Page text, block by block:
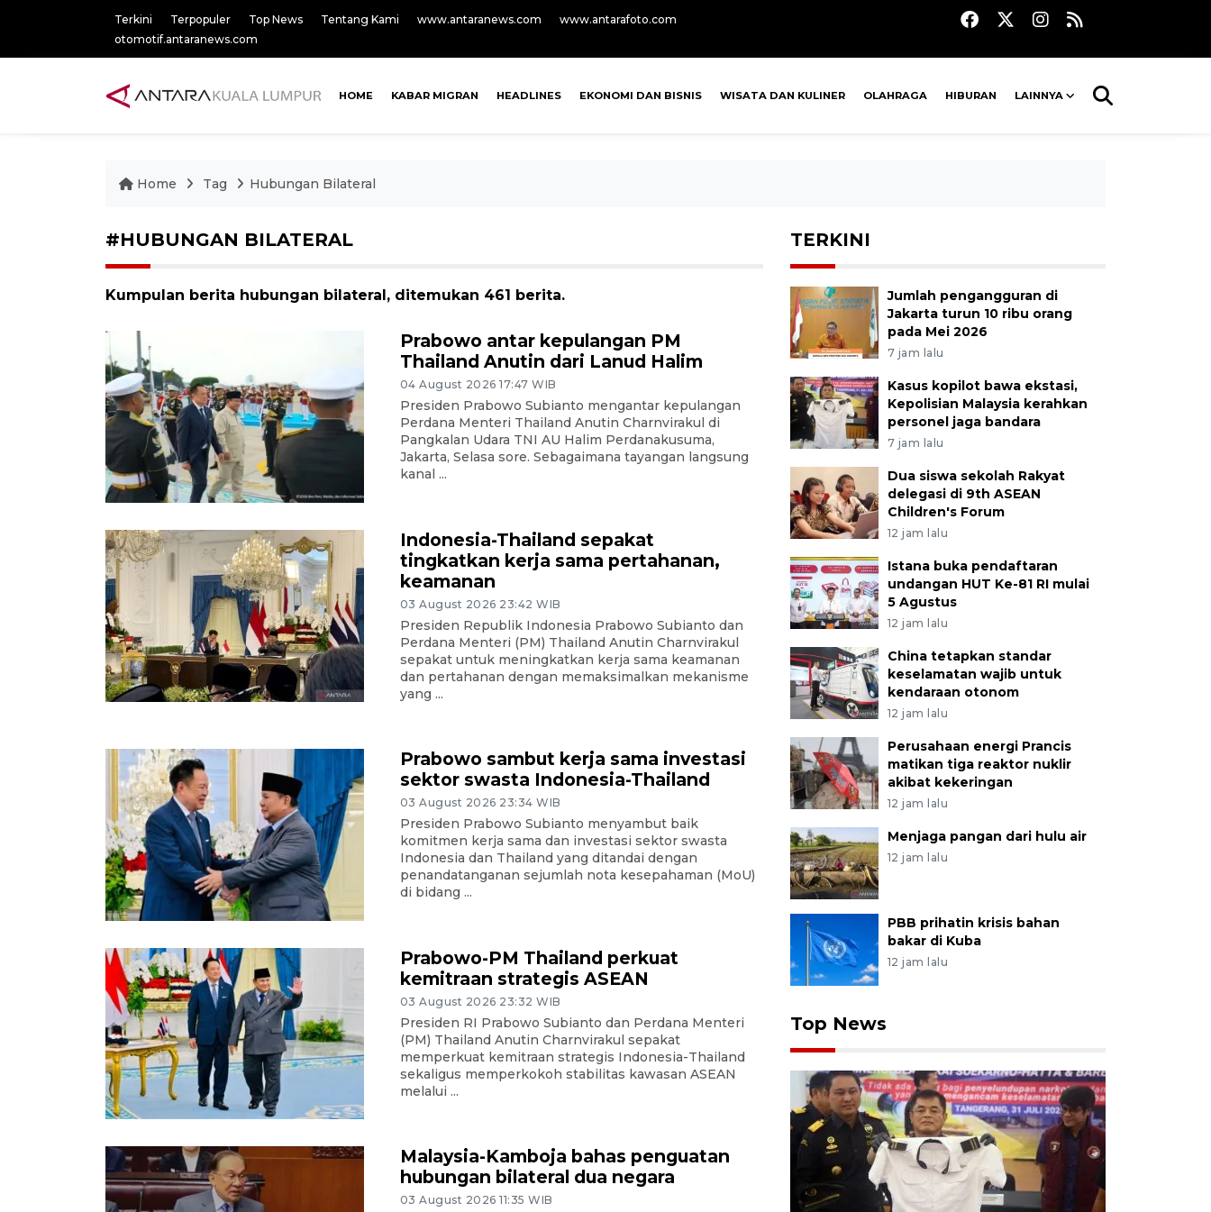
Terkini Terpopuler Top News Tentang Kami www.antaranews.com
www.antarafoto.com
otomotif.antaranews.com
HOME KABAR MIGRAN HEADLINES EKONOMI DAN BISNIS WISATA DAN KULINER OLAHRAGA HIBURAN LAINNYA
Home Tag Hubungan Bilateral
#HUBUNGAN BILATERAL
Kumpulan berita hubungan bilateral, ditemukan 461 berita.
Prabowo antar kepulangan PM
Thailand Anutin dari Lanud Halim
04 August 2026 17:47 WIB
Presiden Prabowo Subianto mengantar kepulangan
Perdana Menteri Thailand Anutin Charnvirakul di
Pangkalan Udara TNI AU Halim Perdanakusuma,
Jakarta, Selasa sore. Sebagaimana tayangan langsung
kanal ...
Indonesia-Thailand sepakat
tingkatkan kerja sama pertahanan,
keamanan
03 August 2026 23:42 WIB
Presiden Republik Indonesia Prabowo Subianto dan
Perdana Menteri (PM) Thailand Anutin Charnvirakul
sepakat untuk meningkatkan kerja sama keamanan
dan pertahanan dengan memaksimalkan mekanisme
yang ...
Prabowo sambut kerja sama investasi
sektor swasta Indonesia-Thailand
03 August 2026 23:34 WIB
Presiden Prabowo Subianto menyambut baik
komitmen kerja sama dan investasi sektor swasta
Indonesia dan Thailand yang ditandai dengan
penandatanganan sejumlah nota kesepahaman (MoU)
di bidang ...
Prabowo-PM Thailand perkuat
kemitraan strategis ASEAN
03 August 2026 23:32 WIB
Presiden RI Prabowo Subianto dan Perdana Menteri
(PM) Thailand Anutin Charnvirakul sepakat
memperkuat kemitraan strategis Indonesia-Thailand
sekaligus memperkokoh stabilitas kawasan ASEAN
melalui ...
Malaysia-Kamboja bahas penguatan
hubungan bilateral dua negara
03 August 2026 11:35 WIB
TERKINI
Jumlah pengangguran di
Jakarta turun 10 ribu orang
pada Mei 2026
7 jam lalu
Kasus kopilot bawa ekstasi,
Kepolisian Malaysia kerahkan
personel jaga bandara
7 jam lalu
Dua siswa sekolah Rakyat
delegasi di 9th ASEAN
Children's Forum
12 jam lalu
Istana buka pendaftaran
undangan HUT Ke-81 RI mulai
5 Agustus
12 jam lalu
China tetapkan standar
keselamatan wajib untuk
kendaraan otonom
12 jam lalu
Perusahaan energi Prancis
matikan tiga reaktor nuklir
akibat kekeringan
12 jam lalu
Menjaga pangan dari hulu air
12 jam lalu
PBB prihatin krisis bahan
bakar di Kuba
12 jam lalu
Top News